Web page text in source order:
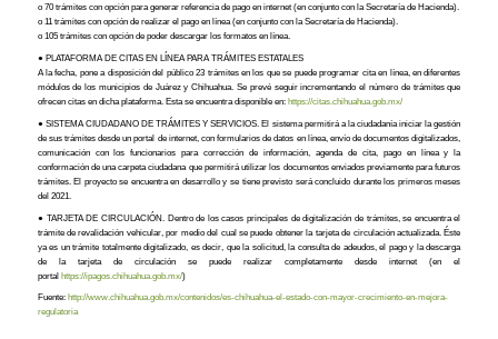
o 70 trámites con opción para generar referencia de pago en internet (en conjunto con la Secretaría de Hacienda).
o 11 trámites con opción de realizar el pago en línea (en conjunto con la Secretaría de Hacienda).
o 105 trámites con opción de poder descargar los formatos en línea.
● PLATAFORMA DE CITAS EN LÍNEA PARA TRÁMITES ESTATALES
A la fecha, pone a disposición del público 23 trámites en los que se puede programar cita en línea, en diferentes
módulos de los municipios de Juárez y Chihuahua. Se prevé seguir incrementando el número de trámites que
ofrecen citas en dicha plataforma. Esta se encuentra disponible en: https://citas.chihuahua.gob.mx/
● SISTEMA CIUDADANO DE TRÁMITES Y SERVICIOS. El sistema permitirá a la ciudadanía iniciar la gestión
de sus trámites desde un portal de internet, con formularios de datos en línea, envío de documentos digitalizados,
comunicación con los funcionarios para corrección de información, agenda de cita, pago en línea y la
conformación de una carpeta ciudadana que permitirá utilizar los documentos enviados previamente para futuros
trámites. El proyecto se encuentra en desarrollo y se tiene previsto será concluido durante los primeros meses
del 2021.
● TARJETA DE CIRCULACIÓN. Dentro de los casos principales de digitalización de trámites, se encuentra el
trámite de revalidación vehicular, por medio del cual se puede obtener la tarjeta de circulación actualizada. Éste
ya es un trámite totalmente digitalizado, es decir, que la solicitud, la consulta de adeudos, el pago y la descarga
de la tarjeta de circulación se puede realizar completamente desde internet (en el
portal https://ipagos.chihuahua.gob.mx/)
Fuente: http://www.chihuahua.gob.mx/contenidos/es-chihuahua-el-estado-con-mayor-crecimiento-en-mejora-
regulatoria